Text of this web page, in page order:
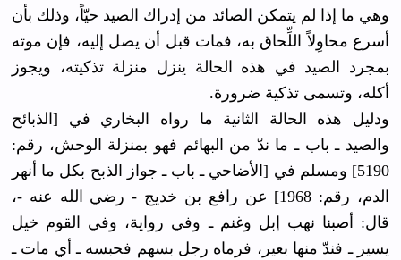
وهي ما إذا لم يتمكن الصائد من إدراك الصيد حيّاً، وذلك بأن
أسرع محاوِلاً اللِّحاق به، فمات قبل أن يصل إليه، فإن موته
بمجرد الصيد في هذه الحالة ينزل منزلة تذكيته، ويجوز
أكله، وتسمى تذكية ضرورة.
ودليل هذه الحالة الثانية ما رواه البخاري في [الذبائح
والصيد ـ باب ـ ما ندّ من البهائم فهو بمنزلة الوحش، رقم:
5190] ومسلم في [الأضاحي ـ باب ـ جواز الذبح بكل ما أنهر
الدم، رقم: 1968] عن رافع بن خديج - رضي الله عنه -،
قال: أصبنا نهب إبل وغنم ـ وفي رواية، وفي القوم خيل
يسير ـ فندّ منها بعير، فرماه رجل بسهم فحبسه ـ أي مات ـ